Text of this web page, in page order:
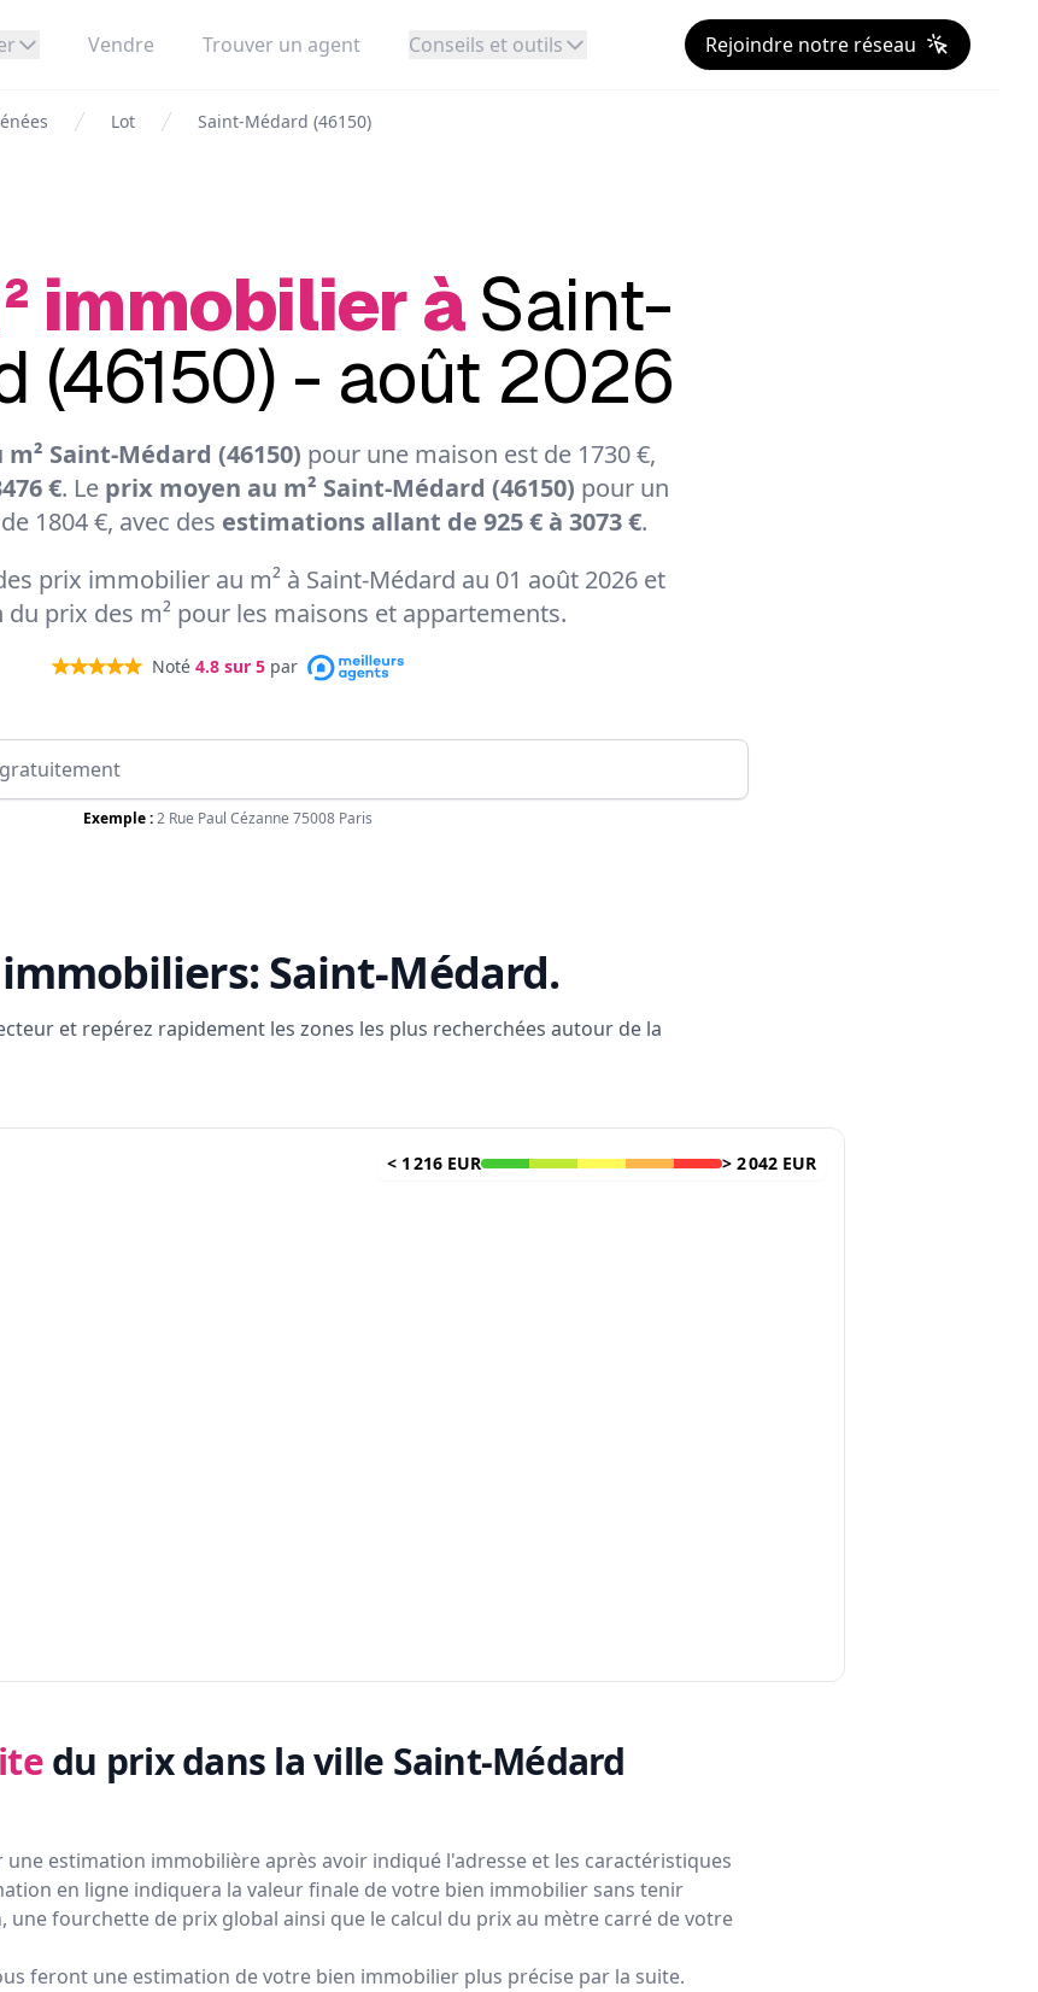
Vendre Trouver un agent Conseils et outils Rejoindre notre réseau
Lot Saint-Médard (46150)
immobilier àSaint-
(46150) - août 2026
Saint-Médard (46150) pour une maison est de 1730 €,
€. Le prix moyen au m² Saint-Médard (46150) pour un
1804 €, avec des estimations allant de 925 € à 3073 €.
prix immobilier au m² à Saint-Médard au 01 août 2026 et
prix des m² pour les maisons et appartements.
Noté 4.8 sur 5 par
Exemple :2 Rue Paul Cézanne 75008 Paris
Saint-Médard.
et repérez rapidement les zones les plus recherchées autour de la
< 1 216 EUR > 2 042 EUR
du prixdans la ville Saint-Médard
estimation immobilière après avoir indiqué l'adresse et les caractéristiques
en ligne indiquera la valeur finale de votre bien immobilier sans tenir
une fourchette de prix global ainsi que le calcul du prix au mètre carré de votre
feront une estimation de votre bien immobilier plus précise par la suite.